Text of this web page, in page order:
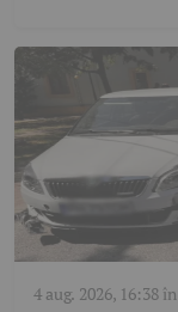
4 aug. 2026, 16:38în